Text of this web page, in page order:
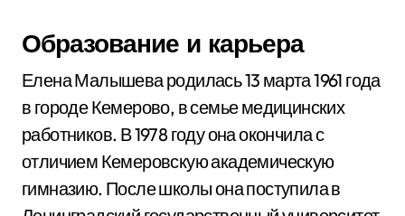
Образование и карьера
Елена Малышева родилась 13 марта 1961 года
в городе Кемерово, в семье медицинских
работников. В 1978 году она окончила с
отличием Кемеровскую академическую
гимназию. После школы она поступила в